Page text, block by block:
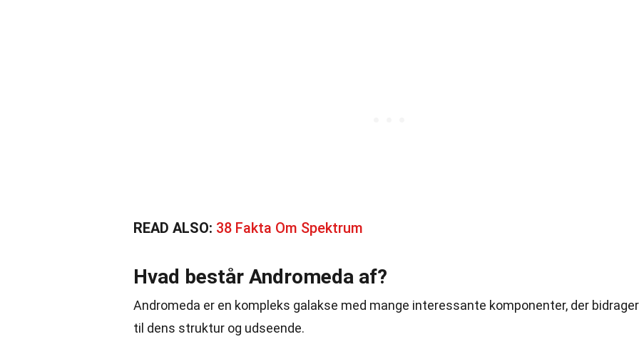
READ ALSO: 38 Fakta Om Spektrum
Hvad består Andromeda af?
Andromeda er en kompleks galakse med mange interessante komponenter, der bidrager
til dens struktur og udseende.